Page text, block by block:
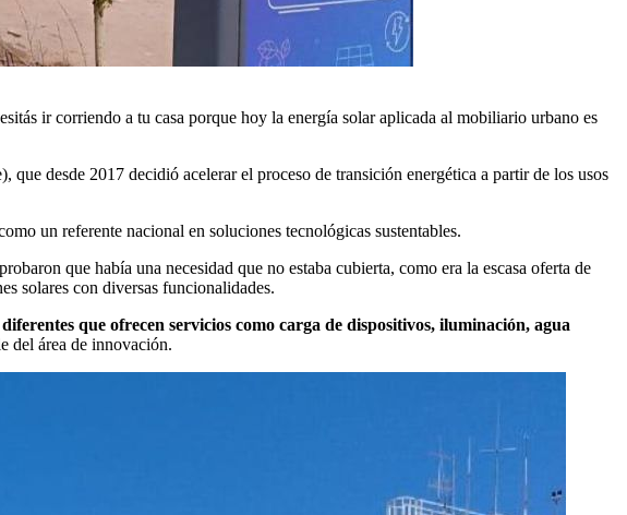
ir corriendo a tu casa porque hoy la energía solar aplicada al mobiliario urbano es
que desde 2017 decidió acelerar el proceso de transición energética a partir de los usos
un referente nacional en soluciones tecnológicas sustentables.
que había una necesidad que no estaba cubierta, como era la escasa oferta de
solares con diversas funcionalidades.
que ofrecen servicios como carga de dispositivos, iluminación, agua
del área de innovación.